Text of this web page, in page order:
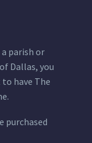
parish or
Dallas, you
have The
purchased